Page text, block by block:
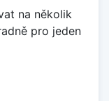
na několik
pro jeden